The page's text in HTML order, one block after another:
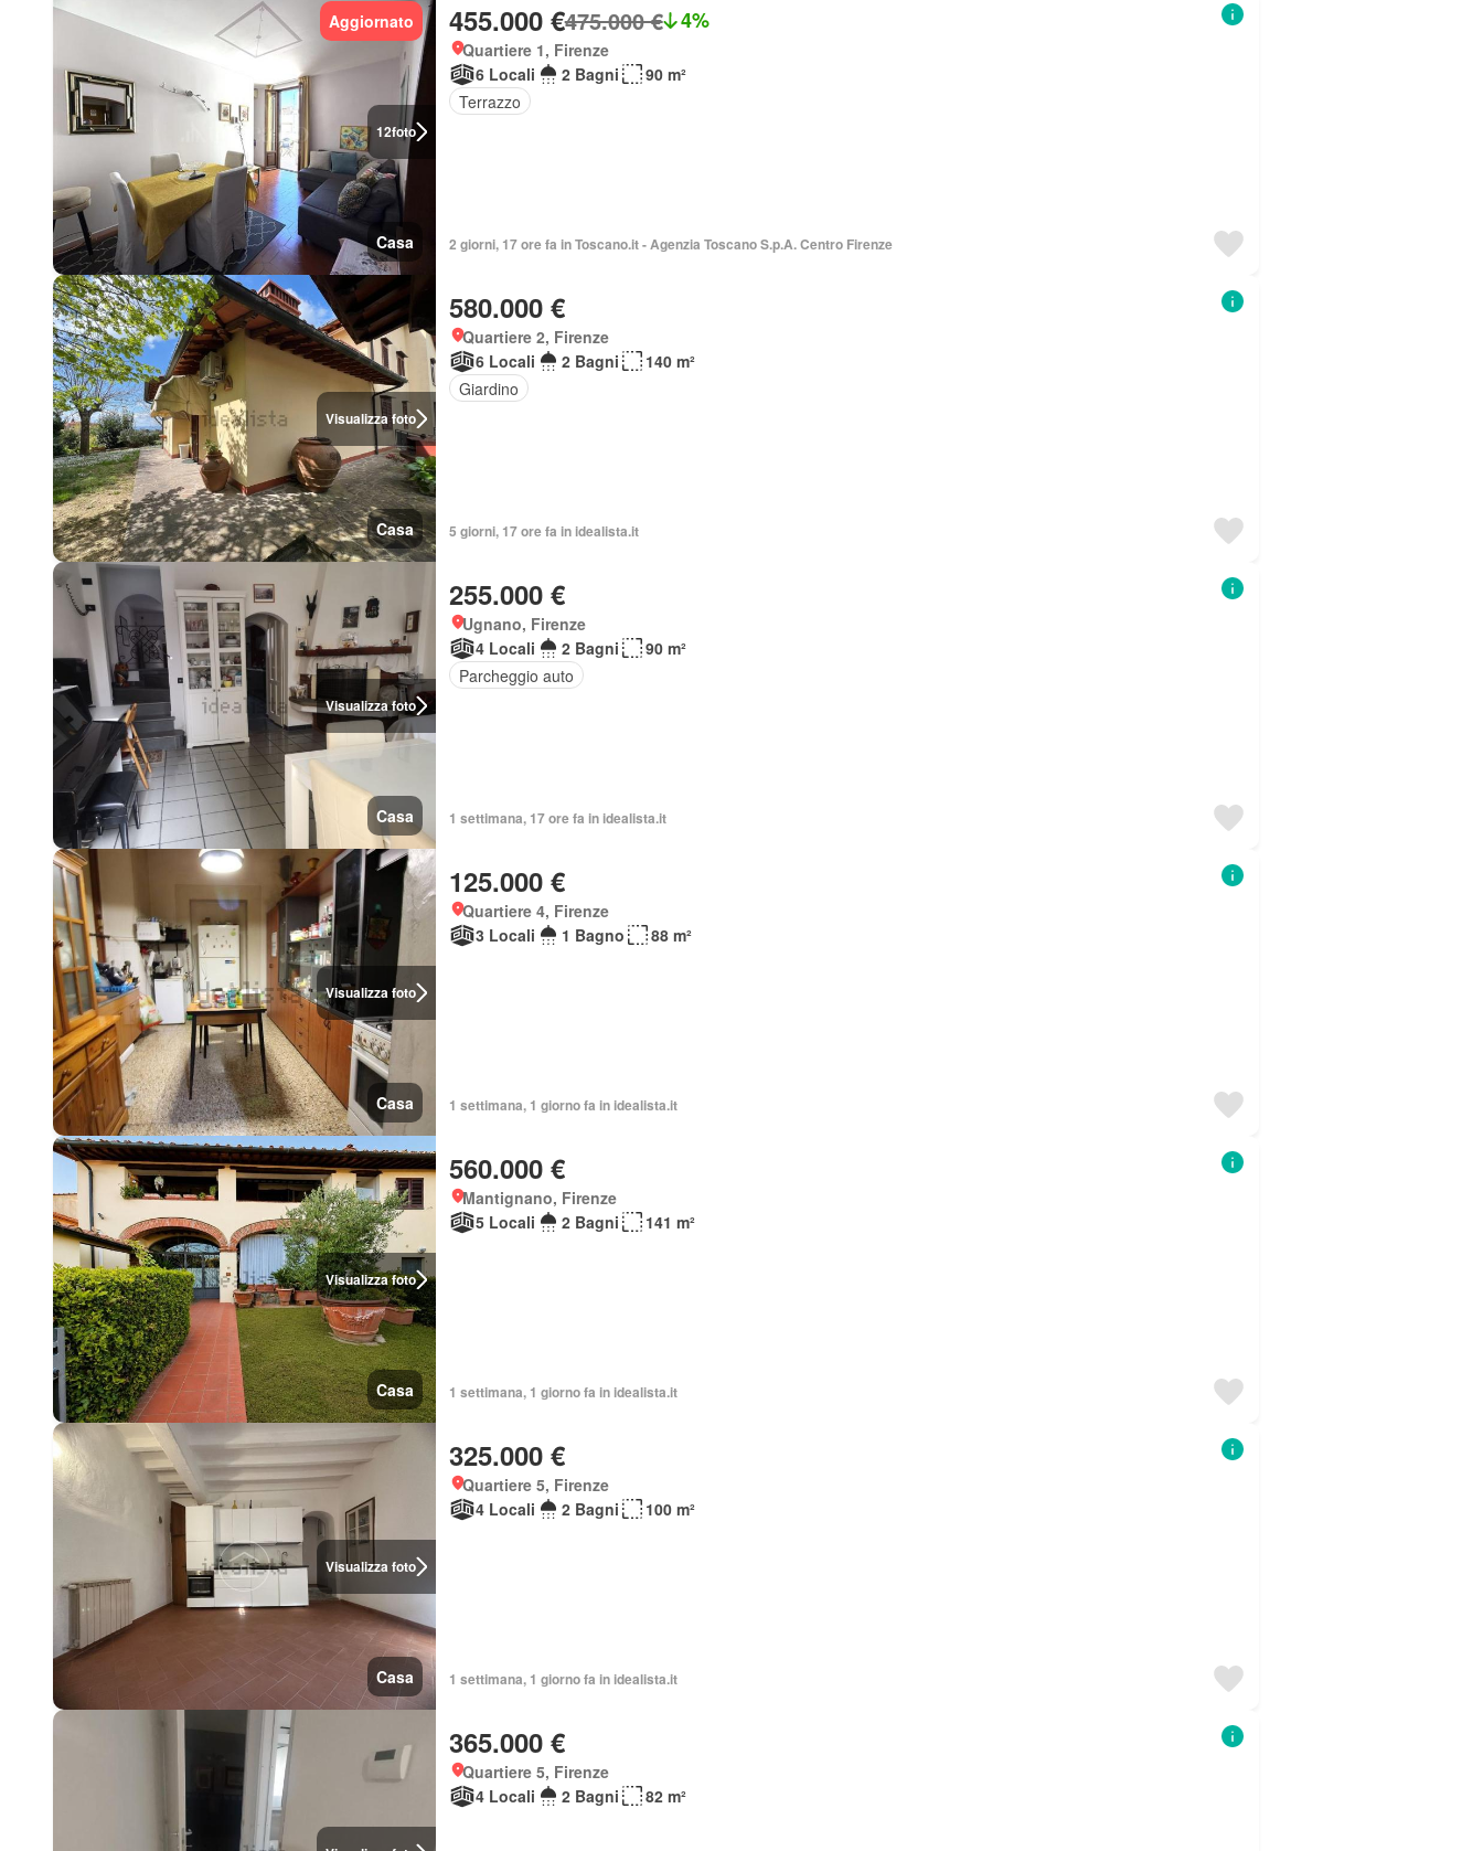
12foto
Aggiornato
Casa
455.000 €475.000 € 4%
Quartiere 1, Firenze
6 Locali
2 Bagni
90 m²
Terrazzo
2 giorni, 17 ore fa in Toscano.it - Agenzia Toscano S.p.A. Centro Firenze
Visualizza foto
Casa
580.000 €
Quartiere 2, Firenze
6 Locali
2 Bagni
140 m²
Giardino
5 giorni, 17 ore fa in idealista.it
Visualizza foto
Casa
255.000 €
Ugnano, Firenze
4 Locali
2 Bagni
90 m²
Parcheggio auto
1 settimana, 17 ore fa in idealista.it
Visualizza foto
Casa
125.000 €
Quartiere 4, Firenze
3 Locali
1 Bagno 88 m²
1 settimana, 1 giorno fa in idealista.it
Visualizza foto
Casa
560.000 €
Mantignano, Firenze
5 Locali
2 Bagni 141 m²
1 settimana, 1 giorno fa in idealista.it
Visualizza foto
Casa
325.000 €
Quartiere 5, Firenze
4 Locali
2 Bagni 100 m²
1 settimana, 1 giorno fa in idealista.it
365.000 €
Quartiere 5, Firenze
4 Locali
2 Bagni 82 m²